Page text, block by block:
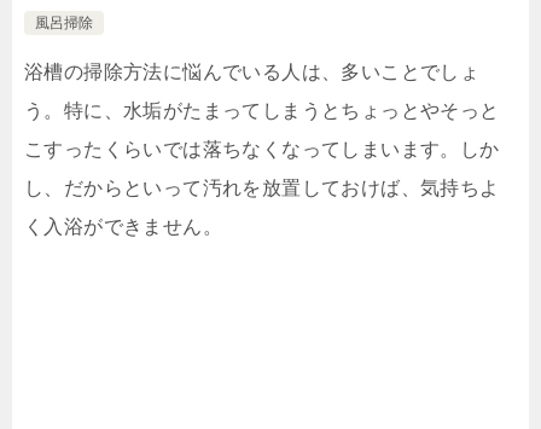
風呂掃除
浴槽の掃除方法に悩んでいる人は、多いことでしょ
う。特に、水垢がたまってしまうとちょっとやそっと
こすったくらいでは落ちなくなってしまいます。しか
し、だからといって汚れを放置しておけば、気持ちよ
く入浴ができません。